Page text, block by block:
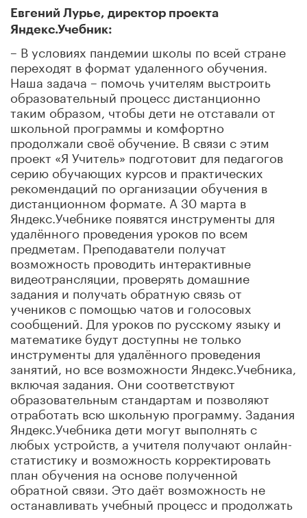
Евгений Лурье, директор проекта
Яндекс.Учебник:
– В условиях пандемии школы по всей стране
переходят в формат удаленного обучения.
Наша задача – помочь учителям выстроить
образовательный процесс дистанционно
таким образом, чтобы дети не отставали от
школьной программы и комфортно
продолжали своё обучение. В связи с этим
проект «Я Учитель» подготовит для педагогов
серию обучающих курсов и практических
рекомендаций по организации обучения в
дистанционном формате. А 30 марта в
Яндекс.Учебнике появятся инструменты для
удалённого проведения уроков по всем
предметам. Преподаватели получат
возможность проводить интерактивные
видеотрансляции, проверять домашние
задания и получать обратную связь от
учеников с помощью чатов и голосовых
сообщений. Для уроков по русскому языку и
математике будут доступны не только
инструменты для удалённого проведения
занятий, но все возможности Яндекс.Учебника,
включая задания. Они соответствуют
образовательным стандартам и позволяют
отработать всю школьную программу. Задания
Яндекс.Учебника дети могут выполнять с
любых устройств, а учителя получают онлайн-
статистику и возможность корректировать
план обучения на основе полученной
обратной связи. Это даёт возможность не
останавливать учебный процесс и продолжать